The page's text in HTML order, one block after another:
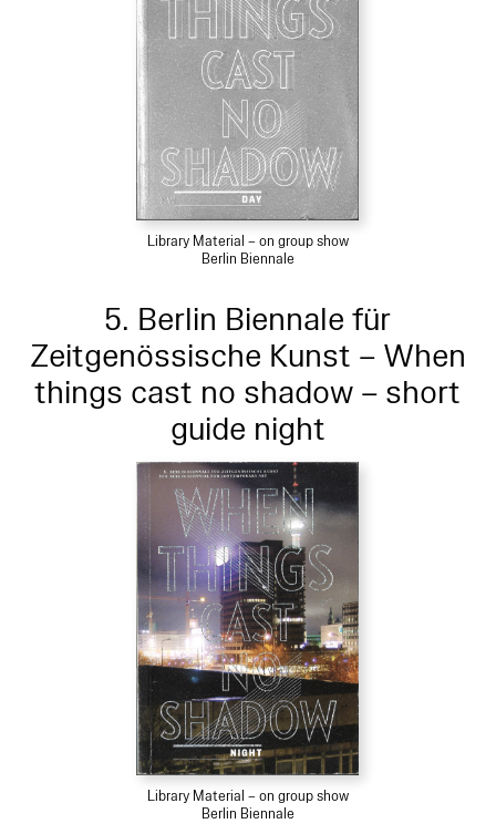
Library Material – on group show
Berlin Biennale
5. Berlin Biennale für
Zeitgenössische Kunst – When
things cast no shadow – short
guide night
Library Material – on group show
Berlin Biennale